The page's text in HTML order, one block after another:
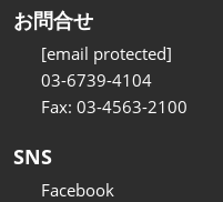
お問合せ
[email protected]
03-6739-4104
Fax: 03-4563-2100
SNS
Facebook